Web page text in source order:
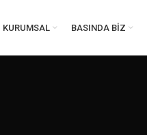
KURUMSAL BASINDA BIZ